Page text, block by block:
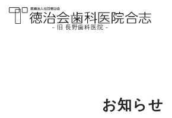
医院]｜熊本県合志
- 旧 長野歯科医院 -
お知らせ